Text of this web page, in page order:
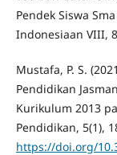
Pendek Siswa
Indonesiaan VIII,
Mustafa, P. S.
Pendidikan
Kurikulum 2013
Pendidikan, 5(1),
https://doi.org/